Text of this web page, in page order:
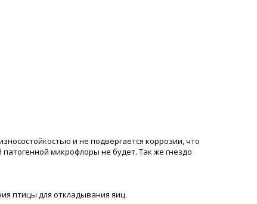
и не подвергается коррозии, что
микрофлоры не будет. Так же гнездо
птицы для откладывания яиц.